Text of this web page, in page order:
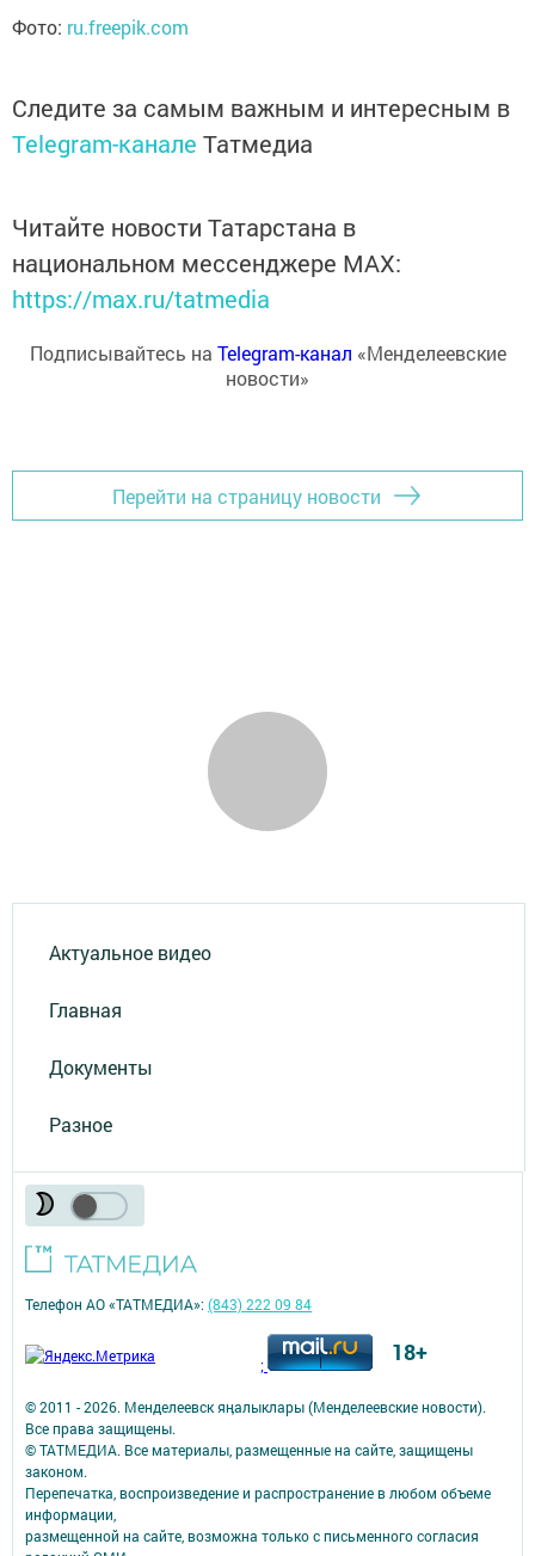
Фото: ru.freepik.com
Следите за самым важным и интересным в
Telegram-канале Татмедиа
Читайте новости Татарстана в
национальном мессенджере MАХ:
https://max.ru/tatmedia
Подписывайтесь на Telegram-канал «Менделеевские
новости»
Перейти на страницу новости
Актуальное видео
Главная
Документы
Разное
© 2011 - 2026. Менделеевск яӊалыклары (Менделеевские новости).
Все права защищены.
© ТАТМЕДИА. Все материалы, размещенные на сайте, защищены
законом.
Перепечатка, воспроизведение и распространение в любом объеме
информации,
размещенной на сайте, возможна только с письменного согласия
Телефон АО «ТАТМЕДИА»:(843) 222 09 84
; 18+